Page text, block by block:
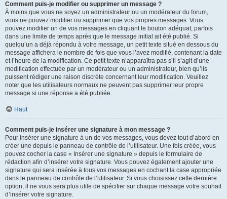
Comment puis-je modifier ou supprimer un message ?
À moins que vous ne soyez un administrateur ou un modérateur du forum,
vous ne pouvez modifier ou supprimer que vos propres messages. Vous
pouvez modifier un de vos messages en cliquant le bouton adéquat, parfois
dans une limite de temps après que le message initial ait été publié. Si
quelqu’un a déjà répondu à votre message, un petit texte situé en dessous du
message affichera le nombre de fois que vous l’avez modifié, contenant la date
et l’heure de la modification. Ce petit texte n’apparaîtra pas s’il s’agit d’une
modification effectuée par un modérateur ou un administrateur, bien qu’ils
puissent rédiger une raison discrète concernant leur modification. Veuillez
noter que les utilisateurs normaux ne peuvent pas supprimer leur propre
message si une réponse a été publiée.
Haut
Comment puis-je insérer une signature à mon message ?
Pour insérer une signature à un de vos messages, vous devez tout d’abord en
créer une depuis le panneau de contrôle de l’utilisateur. Une fois créée, vous
pouvez cocher la case « Insérer une signature » depuis le formulaire de
rédaction afin d’insérer votre signature. Vous pouvez également ajouter une
signature qui sera insérée à tous vos messages en cochant la case appropriée
dans le panneau de contrôle de l’utilisateur. Si vous choisissez cette dernière
option, il ne vous sera plus utile de spécifier sur chaque message votre souhait
d’insérer votre signature.